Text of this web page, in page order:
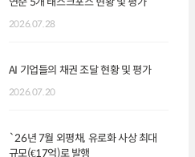
2026.07.28
AI 기업들의 채권 조달 현황 및 평가
2026.07.20
`26년 7월 외평채, 유로화 사상 최대
규모(€17억)로 발행